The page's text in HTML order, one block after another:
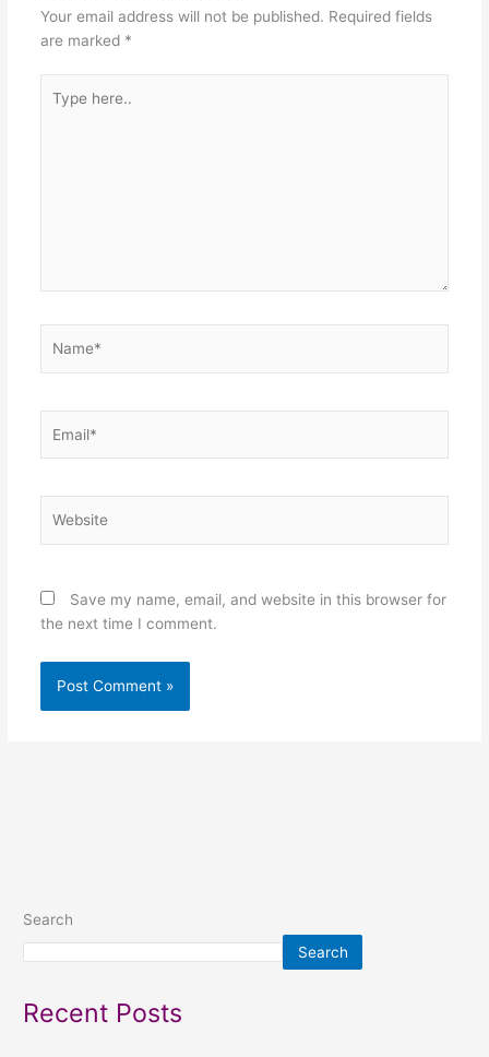
Your email address will not be published. Required fields
are marked *
here..
Save my name, email, and website in this browser for
the next time I comment.
Search
Search
Recent Posts